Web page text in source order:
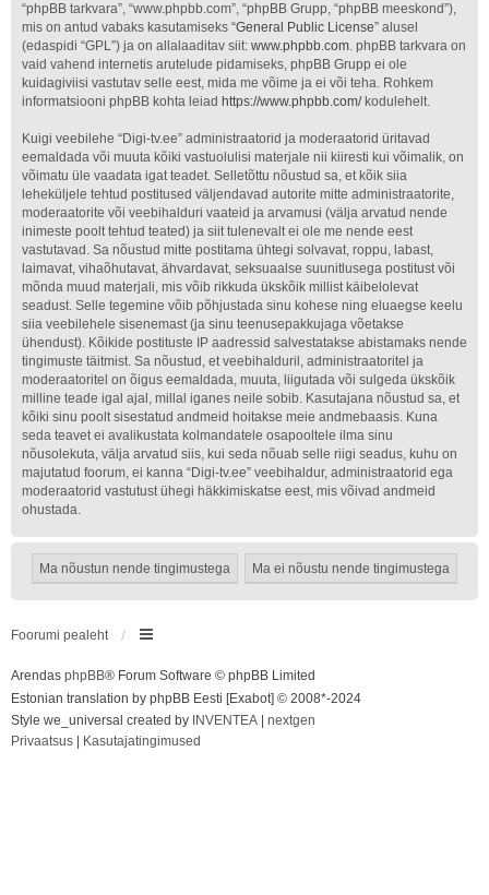
“phpBB tarkvara”, “www.phpbb.com”, “phpBB Grupp, “phpBB meeskond”),
mis on antud vabaks kasutamiseks “General Public License” alusel
(edaspidi “GPL”) ja on allalaaditav siit: www.phpbb.com. phpBB tarkvara on
vaid vahend internetis arutelude pidamiseks, phpBB Grupp ei ole
kuidagiviisi vastutav selle eest, mida me võime ja ei või teha. Rohkem
informatsiooni phpBB kohta leiad https://www.phpbb.com/kodulehelt.
Kuigi veebilehe “Digi-tv.ee” administraatorid ja moderaatorid üritavad
eemaldada või muuta kõiki vastuolulisi materjale nii kiiresti kui võimalik, on
võimatu üle vaadata igat teadet. Selletõttu nõustud sa, et kõik siia
leheküljele tehtud postitused väljendavad autorite mitte administraatorite,
moderaatorite või veebihalduri vaateid ja arvamusi (välja arvatud nende
inimeste poolt tehtud teated) ja siit tulenevalt ei ole me nende eest
vastutavad. Sa nõustud mitte postitama ühtegi solvavat, roppu, labast,
laimavat, vihaõhutavat, ähvardavat, seksuaalse suunitlusega postitust või
mõnda muud materjali, mis võib rikkuda ükskõik millist käibelolevat
seadust. Selle tegemine võib põhjustada sinu kohese ning eluaegse keelu
siia veebilehele sisenemast (ja sinu teenusepakkujaga võetakse
ühendust). Kõikide postituste IP aadressid salvestatakse abistamaks nende
tingimuste täitmist. Sa nõustud, et veebihalduril, administraatoritel ja
moderaatoritel on õigus eemaldada, muuta, liigutada või sulgeda ükskõik
milline teade igal ajal, millal iganes neile sobib. Kasutajana nõustud sa, et
kõiki sinu poolt sisestatud andmeid hoitakse meie andmebaasis. Kuna
seda teavet ei avalikustata kolmandatele osapooltele ilma sinu
nõusolekuta, välja arvatud siis, kui seda nõuab selle riigi seadus, kuhu on
majutatud foorum, ei kanna “Digi-tv.ee” veebihaldur, administraatorid ega
moderaatorid vastutust ühegi häkkimiskatse eest, mis võivad andmeid
ohustada.
Foorumi pealeht
Arendas phpBB® Forum Software © phpBB Limited
Estonian translation by phpBB Eesti [Exabot] © 2008*-2024
Style we_universal created by INVENTEA
nextgen
Privaatsus
Kasutajatingimused